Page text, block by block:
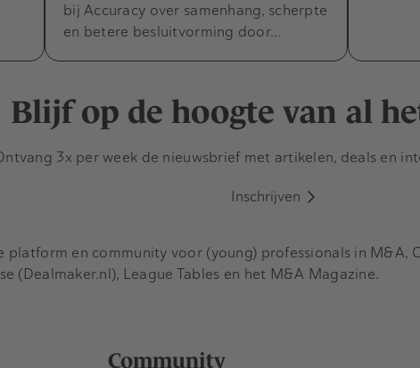
bij Accuracy over samenhang, scherpte
en betere besluitvorming door…
Blijf op de hoogte van al
3x per week de nieuwsbrief met artikelen, deals en
Inschrijven
Community
en community voor (young) professionals in M&A,
(Dealmaker.nl), League Tables en het M&A Magazine.